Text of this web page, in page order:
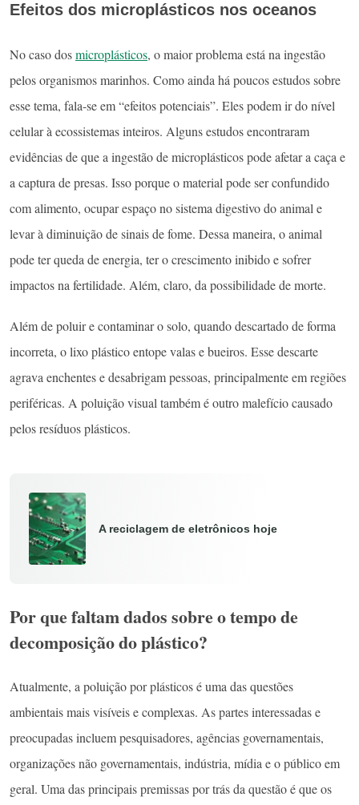
Efeitos dos microplásticos nos oceanos
No caso dosmicroplásticos, o maior problema está na ingestão
pelos organismos marinhos. Como ainda há poucos estudos sobre
esse tema, fala-se em “efeitos potenciais”. Eles podem ir do nível
celular à ecossistemas inteiros. Alguns estudos encontraram
evidências de que a ingestão de microplásticos pode afetar a caça e
a captura de presas. Isso porque o material pode ser confundido
com alimento, ocupar espaço no sistema digestivo do animal e
levar à diminuição de sinais de fome. Dessa maneira, o animal
pode ter queda de energia, ter o crescimento inibido e sofrer
impactos na fertilidade. Além, claro, da possibilidade de morte.
Além de poluir e contaminar o solo, quando descartado de forma
incorreta, o lixo plástico entope valas e bueiros. Esse descarte
agrava enchentes e desabrigam pessoas, principalmente em regiões
periféricas. A poluição visual também é outro malefício causado
pelos resíduos plásticos.
A reciclagem de eletrônicos hoje
Por que faltam dados sobre o tempo de
decomposição do plástico?
Atualmente, a poluição por plásticos é uma das questões
ambientais mais visíveis e complexas. As partes interessadas e
preocupadas incluem pesquisadores, agências governamentais,
organizações não governamentais, indústria, mídia e o público em
geral. Uma das principais premissas por trás da questão é que os